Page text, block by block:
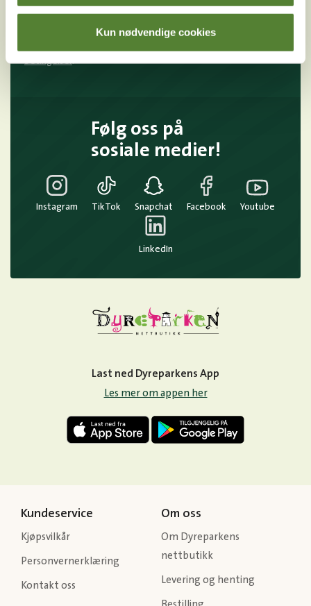
Kun nødvendige cookies
Meld meg på
betingelser.
Følg oss på
sosiale medier!
Instagram TikTok Snapchat Facebook Youtube
LinkedIn
Last ned Dyreparkens App
Les mer om appen her
Kundeservice
Kjøpsvilkår
Personvernerklæring
Kontakt oss
Om oss
Om Dyreparkens
nettbutikk
Levering og henting